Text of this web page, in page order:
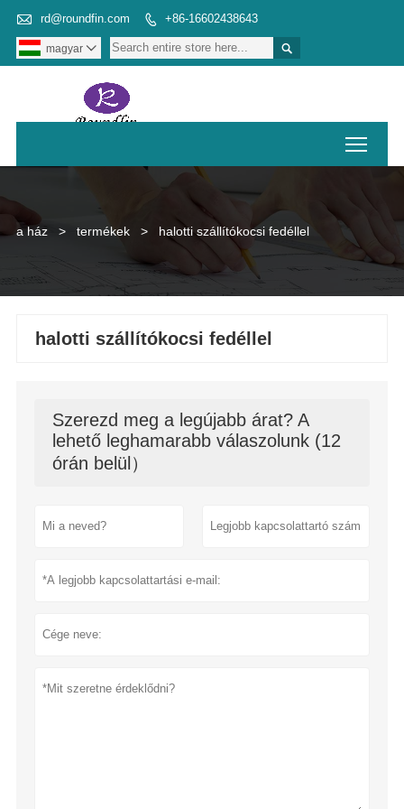
 rd@roundfin.com  +86-16602438643

magyar 
a ház > termékek > halotti szállítókocsi fedéllel
halotti szállítókocsi fedéllel
Szerezd meg a legújabb árat? A
lehető leghamarabb válaszolunk (12
órán belül）